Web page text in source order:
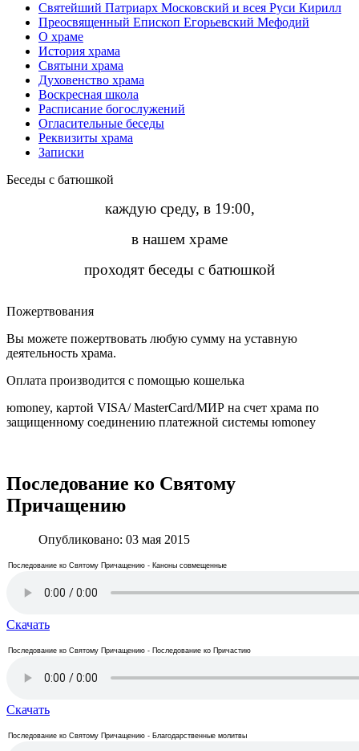
Святейший Патриарх Московский и всея Руси Кирилл
Преосвященный Епископ Егорьевский Мефодий
О храме
История храма
Святыни храма
Духовенство храма
Воскресная школа
Расписание богослужений
Огласительные беседы
Реквизиты храма
Записки
Беседы с батюшкой
каждую среду, в 19:00,
в нашем храме
проходят беседы с батюшкой
Пожертвования
Вы можете пожертвовать любую сумму на уставную
деятельность храма.
Оплата производится с помощью кошелька
юmoney, картой VISA/ MasterCard/МИР на счет храма по
защищенному соединению платежной системы юmoney
Последование ко Святому
Причащению
Опубликовано: 03 мая 2015
Последование ко Святому Причащению - Каноны совмещенные
Скачать
Последование ко Святому Причащению - Последование ко Причастию
Скачать
Последование ко Святому Причащению - Благодарственные молитвы